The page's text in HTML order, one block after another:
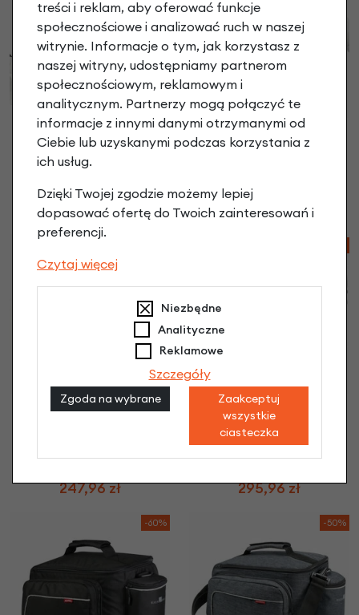
Pokrowiec Topeak
DryBag 6 na iPhone 6 /
iPhone 6 Plus
50,55 zł
Pokrowiec Topeak
75,90 zł
22,77 zł
Sakwa na bagażnik
247,96 zł
Sakwa na bagażnik
KLICKfix Rackpack
Touring
295,96 zł
-60% -50%
treści i reklam, aby oferować funkcje
społecznościowe i analizować ruch w naszej
witrynie. Informacje o tym, jak korzystasz z
naszej witryny, udostępniamy partnerom
społecznościowym, reklamowym i
analitycznym. Partnerzy mogą połączyć te
informacje z innymi danymi otrzymanymi od
Ciebie lub uzyskanymi podczas korzystania z
ich usług.
Dzięki Twojej zgodzie możemy lepiej
dopasować ofertę do Twoich zainteresowań i
preferencji.
Czytaj więcej
Niezbędne
Analityczne
Reklamowe
Szczegóły
Zgoda na wybrane
Zaakceptuj
wszystkie
ciasteczka